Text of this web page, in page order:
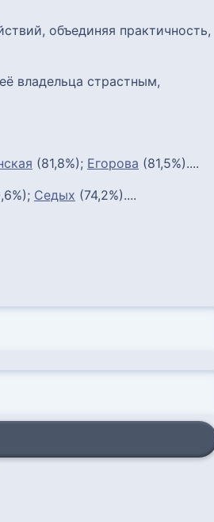
объединяя практичность,
владельца страстным,
(81,8%); Егорова (81,5%)....
Седых (74,2%)....